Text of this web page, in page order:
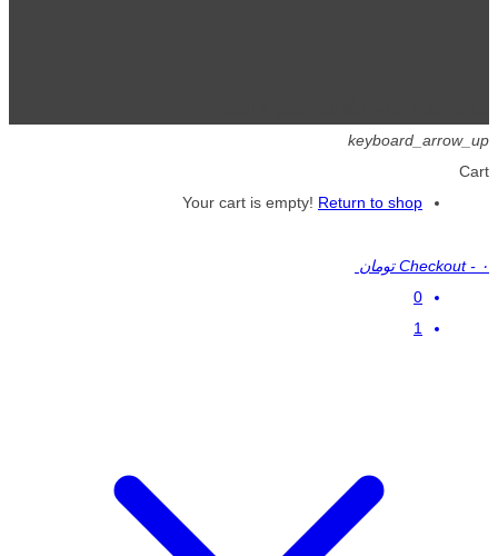
keyboard_arrow_up
Cart
Your cart is empty! Return to shop
Checkout - ۰ تومان
0
1